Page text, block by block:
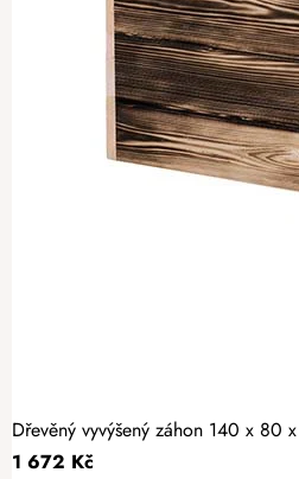
Dřevěný vyvýšený záhon 140 x 80
1 672 Kč